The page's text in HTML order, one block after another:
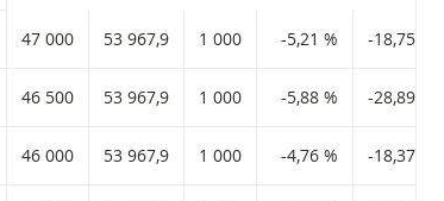
47 000 53 967,9 1 000 -5,21 % -18,75 %
46 500 53 967,9 1 000 -5,88 % -28,89 %
46 000 53 967,9 1 000 -4,76 % -18,37 %